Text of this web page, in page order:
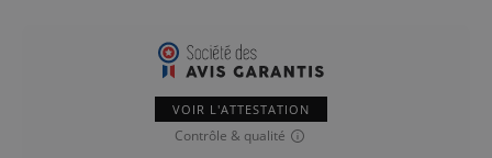
VOIR L'ATTESTATION
Contrôle & qualité